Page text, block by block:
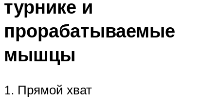
турнике и
прорабатываемые
мышцы
1. Прямой хват